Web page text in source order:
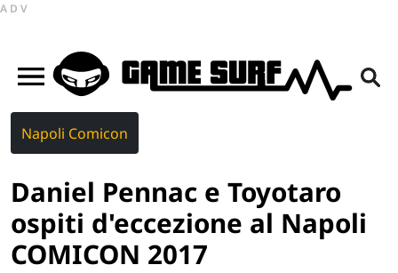
ADV
Napoli Comicon
Daniel Pennac e Toyotaro
ospiti d'eccezione al Napoli
COMICON 2017